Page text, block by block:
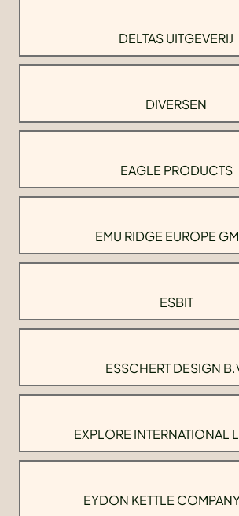
DELTAS UITGEVERIJ
DIVERSEN
EAGLE PRODUCTS
EMU RIDGE EUROPE
ESBIT
ESSCHERT DESIGN
EXPLORE INTERNATIONAL
EYDON KETTLE